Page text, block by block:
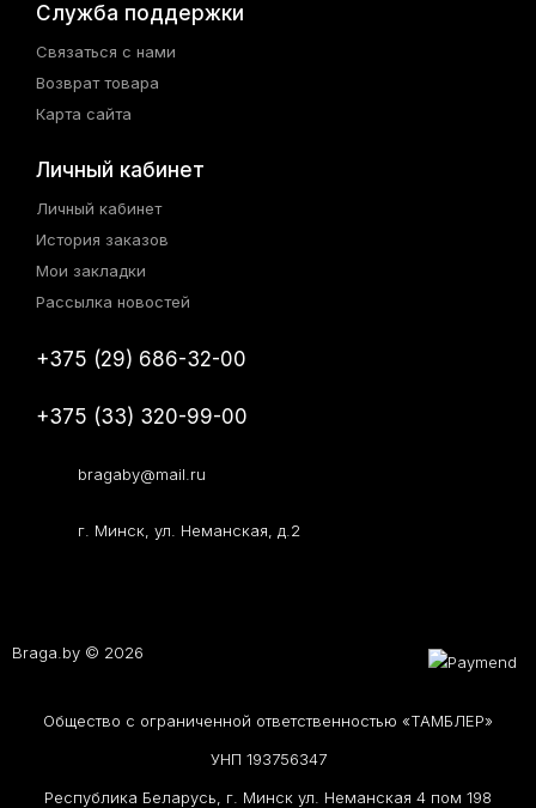
Служба поддержки
Связаться с нами
Возврат товара
Карта сайта
Личный кабинет
Личный кабинет
История заказов
Мои закладки
Рассылка новостей
+375 (29) 686-32-00
+375 (33) 320-99-00
bragaby@mail.ru
г. Минск, ул. Неманская, д.2
Braga.by © 2026
Общество с ограниченной ответственностью «ТАМБЛЕР»
УНП 193756347
Республика Беларусь, г. Минск ул. Неманская 4 пом 198